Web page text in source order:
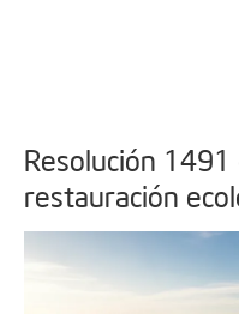
Resolución
restauración